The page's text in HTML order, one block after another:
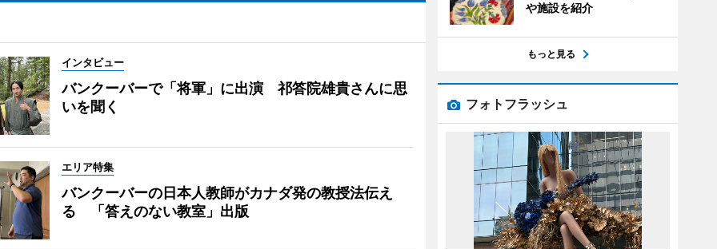
インタビュー
バンクーバーで「将軍」に出演 祁答院雄貴さんに思
いを聞く
エリア特集
バンクーバーの日本人教師がカナダ発の教授法伝え
る 「答えのない教室」出版
や施設を紹介
もっと見る
フォトフラッシュ